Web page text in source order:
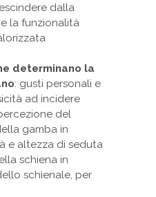
dalla
la funzionalità
determinano la
: gusti personali e
ad incidere
del
gamba in
e altezza di seduta
schiena in
schienale, per